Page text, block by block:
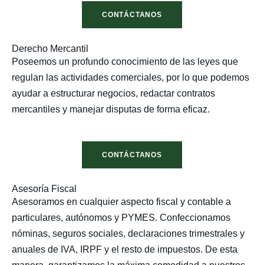
CONTÁCTANOS
Derecho Mercantil
Poseemos un profundo conocimiento de las leyes que
regulan las actividades comerciales, por lo que podemos
ayudar a estructurar negocios, redactar contratos
mercantiles y manejar disputas de forma eficaz.
CONTÁCTANOS
Asesoría Fiscal
Asesoramos en cualquier aspecto fiscal y contable a
particulares, autónomos y PYMES. Confeccionamos
nóminas, seguros sociales, declaraciones trimestrales y
anuales de IVA, IRPF y el resto de impuestos. De esta